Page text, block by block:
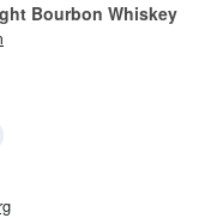
Bourbon Whiskey